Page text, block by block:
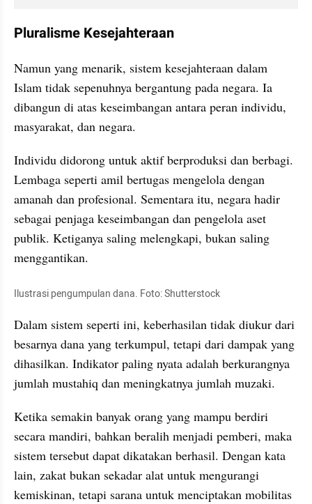
Pluralisme Kesejahteraan
Namun yang menarik, sistem kesejahteraan dalam
Islam tidak sepenuhnya bergantung pada negara. Ia
dibangun di atas keseimbangan antara peran individu,
masyarakat, dan negara.
Individu didorong untuk aktif berproduksi dan berbagi.
Lembaga seperti amil bertugas mengelola dengan
amanah dan profesional. Sementara itu, negara hadir
sebagai penjaga keseimbangan dan pengelola aset
publik. Ketiganya saling melengkapi, bukan saling
menggantikan.
Ilustrasi pengumpulan dana. Foto: Shutterstock
Dalam sistem seperti ini, keberhasilan tidak diukur dari
besarnya dana yang terkumpul, tetapi dari dampak yang
dihasilkan. Indikator paling nyata adalah berkurangnya
jumlah mustahiq dan meningkatnya jumlah muzaki.
Ketika semakin banyak orang yang mampu berdiri
secara mandiri, bahkan beralih menjadi pemberi, maka
sistem tersebut dapat dikatakan berhasil. Dengan kata
lain, zakat bukan sekadar alat untuk mengurangi
kemiskinan, tetapi sarana untuk menciptakan mobilitas